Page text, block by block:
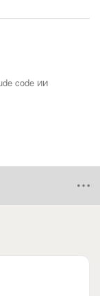
code ИИ